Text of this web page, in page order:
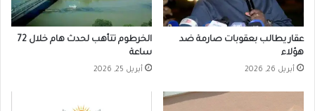
عقار يطالب بعقوبات صارمة ضد
هؤلاء
أبريل 26, 2026
الخرطوم تتأهب لحدث هام خلال 72
ساعة
أبريل 25, 2026